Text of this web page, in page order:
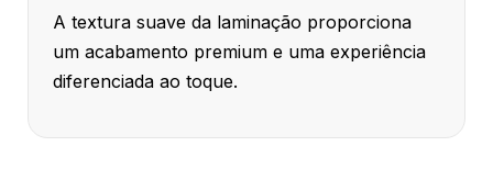
A textura suave da laminação proporciona
um acabamento premium e uma experiência
diferenciada ao toque.